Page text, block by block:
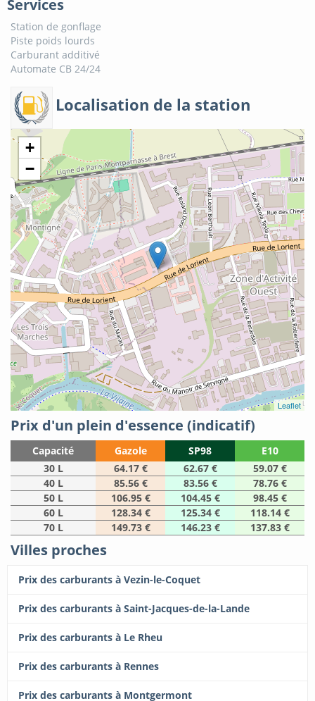
Services
Station de gonflage
Piste poids lourds
Carburant additivé
Automate CB 24/24
Localisation de la station
+
−
Leaflet
Prix d'un plein d'essence (indicatif)
Capacité Gazole SP98
E10
30 L
64.17 € 62.67 €
59.07 €
40 L
85.56 € 83.56 €
78.76 €
50 L
106.95 € 104.45 €
98.45 €
60 L
128.34 € 125.34 €
118.14 €
70 L
149.73 € 146.23 € 137.83 €
Villes proches
Prix des carburants à Vezin-le-Coquet
Prix des carburants à Saint-Jacques-de-la-Lande
Prix des carburants à Le Rheu
Prix des carburants à Rennes
Prix des carburants à Montgermont